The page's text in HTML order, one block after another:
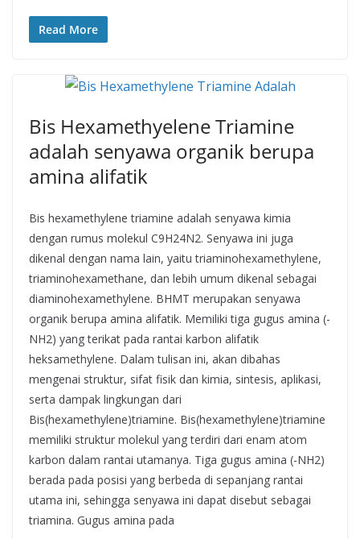
Read More
Bis Hexamethyelene Triamine
adalah senyawa organik berupa
amina alifatik
Bis hexamethylene triamine adalah senyawa kimia
dengan rumus molekul C9H24N2. Senyawa ini juga
dikenal dengan nama lain, yaitu triaminohexamethylene,
triaminohexamethane, dan lebih umum dikenal sebagai
diaminohexamethylene. BHMT merupakan senyawa
organik berupa amina alifatik. Memiliki tiga gugus amina (-
NH2) yang terikat pada rantai karbon alifatik
heksamethylene. Dalam tulisan ini, akan dibahas
mengenai struktur, sifat fisik dan kimia, sintesis, aplikasi,
serta dampak lingkungan dari
Bis(hexamethylene)triamine. Bis(hexamethylene)triamine
memiliki struktur molekul yang terdiri dari enam atom
karbon dalam rantai utamanya. Tiga gugus amina (-NH2)
berada pada posisi yang berbeda di sepanjang rantai
utama ini, sehingga senyawa ini dapat disebut sebagai
triamina. Gugus amina pada